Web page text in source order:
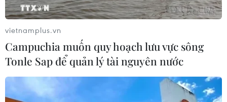
Bổ nhiệm tân Giám đốc Cơ quan Báo
và Phát thanh, Truyền hình Hà Nội
10/08/2026 06:18
Bản Lồng - nơi văn hóa Mông hòa
vietnamplus.vn
Campuchia muốn quy hoạch lưu vực sông
Tonle Sap để quản lý tài nguyên nước